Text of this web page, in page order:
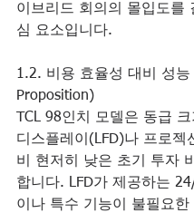
이브리드 회의의 몰입도를
심 요소입니다.
1.2. 비용 효율성 대비 성능
Proposition)
TCL 98인치 모델은 동급
디스플레이(LFD)나 프로젝
비 현저히 낮은 초기 투자
합니다. LFD가 제공하는
이나 특수 기능이 불필요한